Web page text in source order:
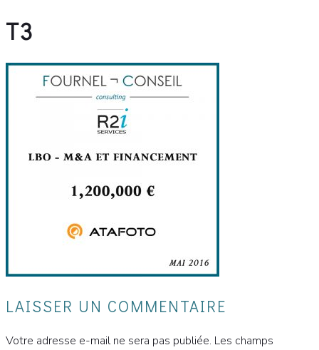
T3
LAISSER UN COMMENTAIRE
Votre adresse e-mail ne sera pas publiée. Les champs